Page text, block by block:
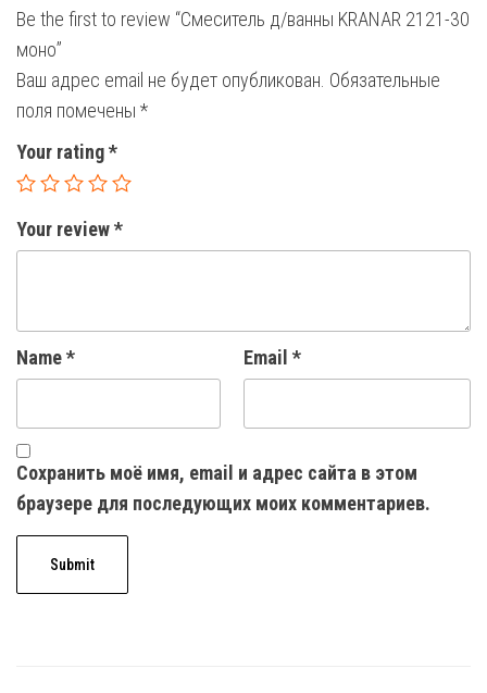
Be the first to review “Смеситель д/ванны KRANAR 2121-30
моно”
Ваш адрес email не будет опубликован. Обязательные
поля помечены *
Your rating*
Your review*
Name* Email *
Сохранить моё имя, email и адрес сайта в этом
браузере для последующих моих комментариев.